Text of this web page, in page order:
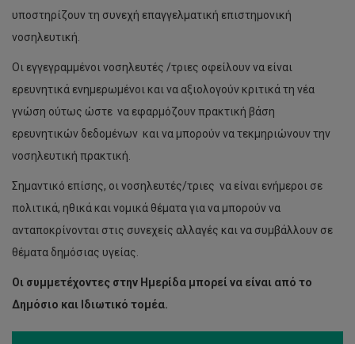
υποστηρίζουν τη συνεχή επαγγελματική επιστημονική
νοσηλευτική.
Οι εγγεγραμμένοι νοσηλευτές /τριες οφείλουν να είναι
ερευνητικά ενημερωμένοι και να αξιολογούν κριτικά τη νέα
γνώση ούτως ώστε να εφαρμόζουν πρακτική βάση
ερευνητικών δεδομένων και να μπορούν να τεκμηριώνουν την
νοσηλευτική πρακτική.
Σημαντικό επίσης, οι νοσηλευτές/τριες να είναι ενήμεροι σε
πολιτικά, ηθικά και νομικά θέματα για να μπορούν να
ανταποκρίνονται στις συνεχείς αλλαγές και να συμβάλλουν σε
θέματα δημόσιας υγείας.
Οι συμμετέχοντες στην Ημερίδα μπορεί να είναι από το
Δημόσιο και Ιδιωτικό τομέα.